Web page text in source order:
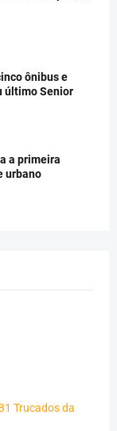
ônibus e
último Senior
a primeira
urbano
Trucados da